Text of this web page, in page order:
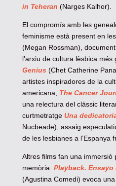
in Teheran (Narges Kalhor).
El compromís amb les
feminisme està present en
(Megan Rossman),
l’arxiu de cultura lèsbica més
Genius(Chet Catherine
artistes inspiradores de la
americana, The Cancer
una relectura del clàssic
curtmetratge Una
Nucbeade), assaig
de les lesbianes a l’Espanya
Altres films fan una immersió
memòria: Playback.
(Agustina Comedi) evoca